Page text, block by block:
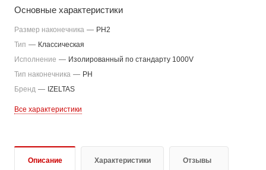
Основные характеристики
Размер наконечника — PH2
Тип — Классическая
Исполнение — Изолированный по стандарту 1000V
Тип наконечника — PH
Бренд — IZELTAS
Все характеристики
Описание Характеристики Отзывы